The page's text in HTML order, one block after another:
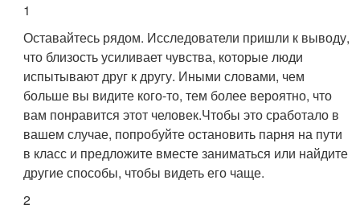
1
Оставайтесь рядом. Исследователи пришли к выводу,
что близость усиливает чувства, которые люди
испытывают друг к другу. Иными словами, чем
больше вы видите кого-то, тем более вероятно, что
вам понравится этот человек.Чтобы это сработало в
вашем случае, попробуйте остановить парня на пути
в класс и предложите вместе заниматься или найдите
другие способы, чтобы видеть его чаще.
2